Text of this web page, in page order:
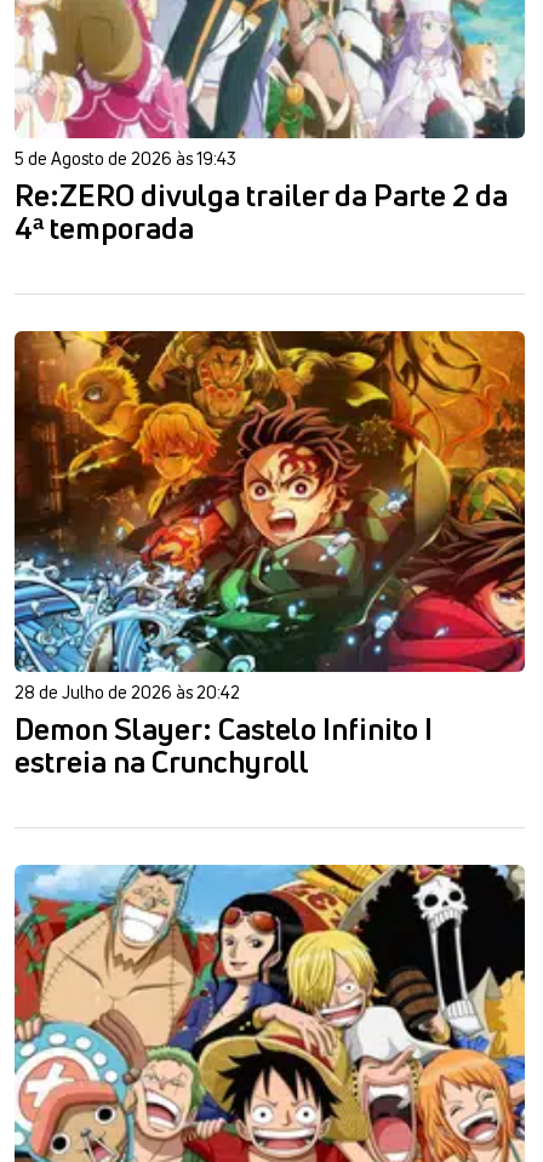
5 de Agosto de 2026 às 19:43
Re:ZERO divulga trailer da Parte 2 da
4ª temporada
28 de Julho de 2026 às 20:42
Demon Slayer: Castelo Infinito I
estreia na Crunchyroll